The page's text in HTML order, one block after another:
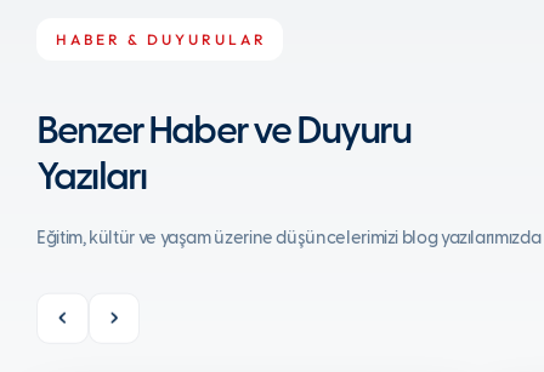
HABER & DUYURULAR
Benzer Haber ve Duyuru
Yazıları
Eğitim, kültür ve yaşam üzerine düşüncelerimizi blog